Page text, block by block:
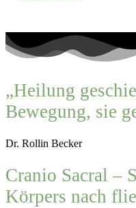
„Heilung
Bewegung, sie
Dr. Rollin Becker
Cranio Sacral –
Körpers nach